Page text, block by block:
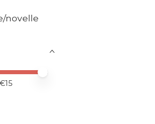
novelle
value
15